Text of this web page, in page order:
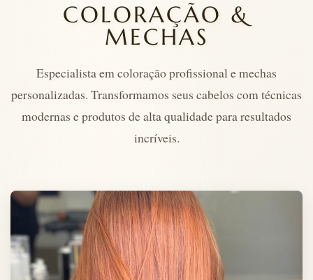
COLORAÇÃO &
MECHAS
Especialista em coloração profissional e mechas
personalizadas. Transformamos seus cabelos com técnicas
modernas e produtos de alta qualidade para resultados
incríveis.